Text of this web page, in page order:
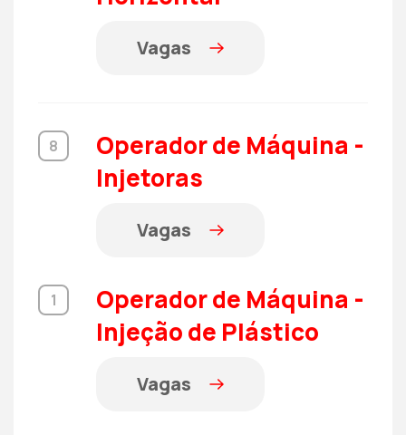
Vagas
8
Operador de Máquina -
Injetoras
Vagas
1
Operador de Máquina -
Injeção de Plástico
Vagas